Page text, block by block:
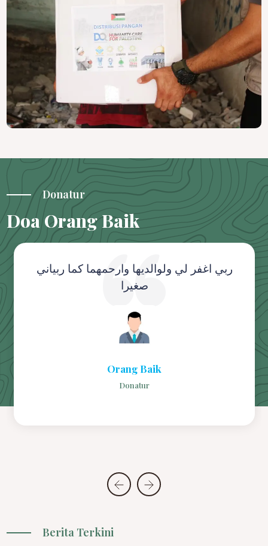
Donatur
Doa Orang Baik
ربي اغفر لي ولوالديها وارحمهما كما ربياني
صغيرا
Orang Baik
Donatur
Berita Terkini